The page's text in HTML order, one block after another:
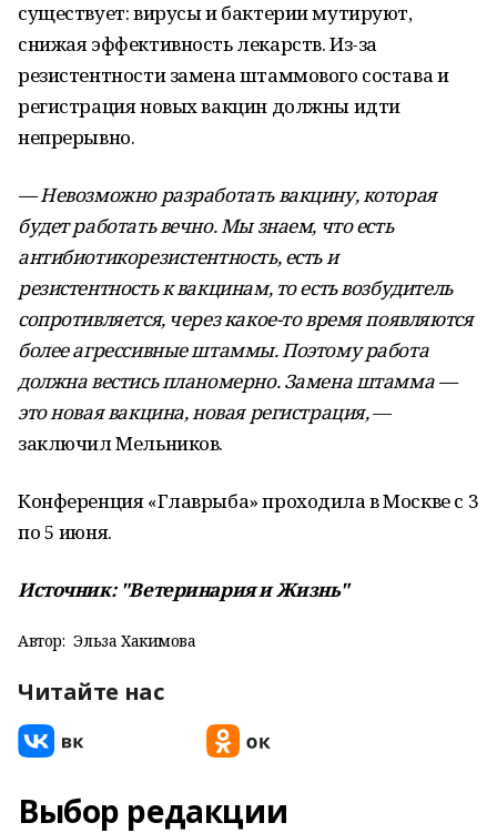
существует: вирусы и бактерии мутируют,
снижая эффективность лекарств. Из-за
резистентности замена штаммового состава и
регистрация новых вакцин должны идти
непрерывно.
— Невозможно разработать вакцину, которая
будет работать вечно. Мы знаем, что есть
антибиотикорезистентность, есть и
резистентность к вакцинам, то есть возбудитель
сопротивляется, через какое-то время появляются
более агрессивные штаммы. Поэтому работа
должна вестись планомерно. Замена штамма —
это новая вакцина, новая регистрация,—
заключил Мельников.
Конференция «Главрыба» проходила в Москве с 3
по 5 июня.
Источник: "Ветеринария и Жизнь"
Автор: Эльза Хакимова
Читайте нас
Выбор редакции